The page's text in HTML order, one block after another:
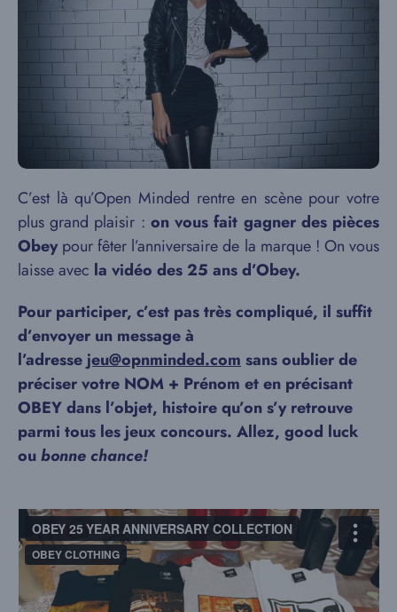
C’est là qu’Open Minded rentre en scène pour votre
plus grand plaisir : on vous fait gagner des pièces
Obey pour fêter l’anniversaire de la marque ! On vous
laisse avec la vidéo des 25 ans d’Obey.
Pour participer, c’est pas très compliqué, il suffit
d’envoyer un message à
l’adressejeu@opnminded.comsans oublier de
préciser votre NOM + Prénom et en précisant
OBEY dans l’objet, histoire qu’on s’y retrouve
parmi tous les jeux concours. Allez, good luck
oubonne chance!